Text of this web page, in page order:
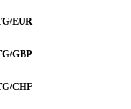
EUR
GBP
CHF